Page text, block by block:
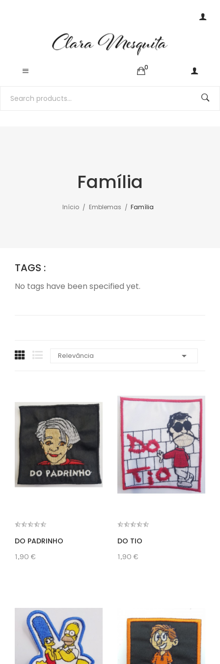
0
Família
Início Emblemas Família
TAGS :
No tags have been specified yet.
Relevância 
DO PADRINHO
1,90 €
DO TIO
1,90 €